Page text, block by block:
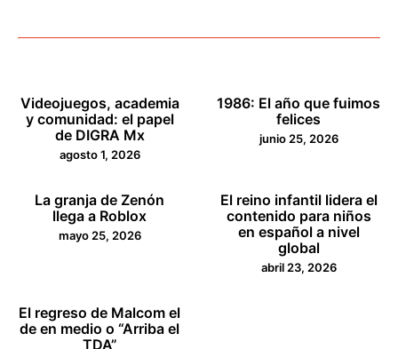
Videojuegos, academia
y comunidad: el papel
de DIGRA Mx
agosto 1, 2026
1986: El año que fuimos
felices
junio 25, 2026
La granja de Zenón
llega a Roblox
mayo 25, 2026
El reino infantil lidera el
contenido para niños
en español a nivel
global
abril 23, 2026
El regreso de Malcom el
de en medio o “Arriba el
TDA”